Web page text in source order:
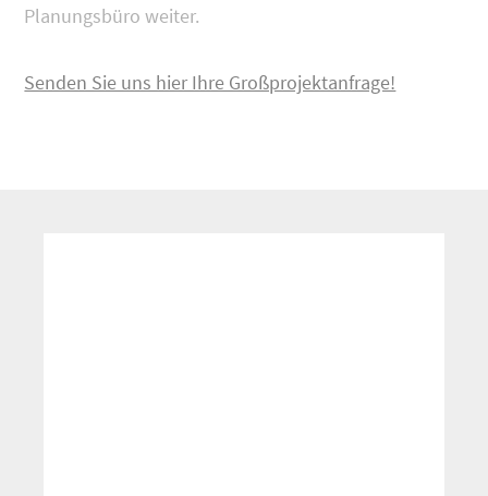
Planungsbüro weiter.
Senden Sie uns hier Ihre Großprojektanfrage!